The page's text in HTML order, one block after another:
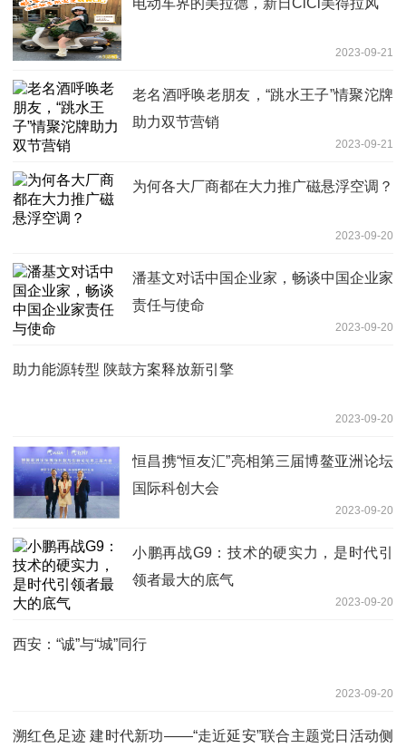
2023-09-21
老名酒呼唤老朋友，“跳水王子”情聚沱牌
助力双节营销
2023-09-21
为何各大厂商都在大力推广磁悬浮空调？
2023-09-20
潘基文对话中国企业家，畅谈中国企业家
责任与使命
2023-09-20
助力能源转型 陕鼓方案释放新引擎
2023-09-20
恒昌携“恒友汇”亮相第三届博鳌亚洲论坛
国际科创大会
2023-09-20
小鹏再战G9：技术的硬实力，是时代引
领者最大的底气
2023-09-20
西安：“诚”与“城”同行
2023-09-20
溯红色足迹 建时代新功——“走近延安”联合主题党日活动侧